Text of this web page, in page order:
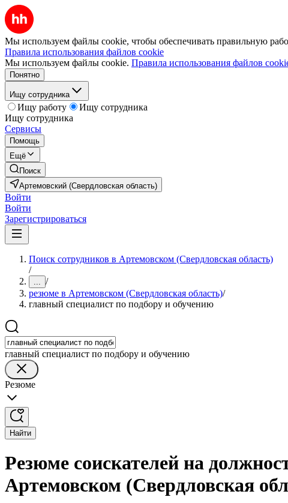
Мы используем файлы cookie, чтобы обеспечивать правильную
Правила использования файлов cookie
Мы используем файлы cookie. Правила использования файлов
Понятно
Ищу сотрудника
Ищу работу
Ищу сотрудника
Ищу сотрудника
Сервисы
Помощь
Ещё
Поиск
Артемовский (Свердловская область)
Войти
Войти
Зарегистрироваться
Поиск сотрудников в Артемовском (Свердловская область)
/
... /
резюме в Артемовском (Свердловская область)/
главный специалист по подбору и обучению
главный специалист по подбору и обучению
Резюме
Найти
Резюме соискателей на
Артемовском (Свердловская